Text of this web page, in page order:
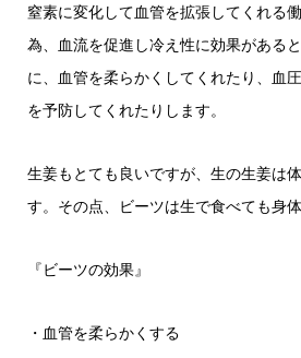
窒素に変化して血管を拡張してくれる
為、血流を促進し冷え性に効果がある
に、血管を柔らかくしてくれたり、血
を予防してくれたりします。
生姜もとても良いですが、生の生姜は
す。その点、ビーツは生で食べても身
『ビーツの効果』
・血管を柔らかくする